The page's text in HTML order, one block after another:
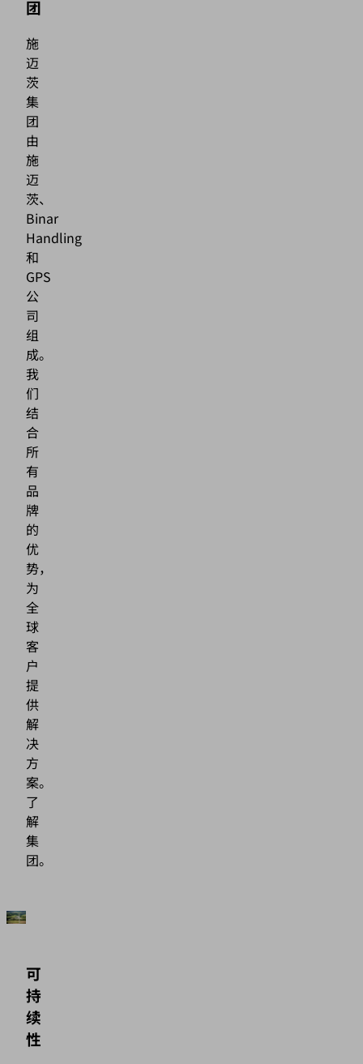
团
施
迈
茨
集
团
由
施
迈
茨、
Binar
Handling
和
GPS
公
司
组
成。
我
们
结
合
所
有
品
牌
的
优
势，
为
全
球
客
户
提
供
解
决
方
案。
了
解
集
团。
可
持
续
性